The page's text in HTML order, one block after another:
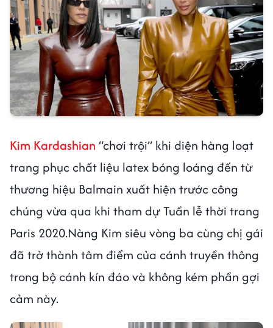
Kim Kardashian “chơi trội” khi diện hàng loạt
trang phục chất liệu latex bóng loáng đến từ
thương hiệu Balmain xuất hiện trước công
chúng vừa qua khi tham dự Tuần lễ thời trang
Paris 2020.Nàng Kim siêu vòng ba cùng chị gái
đã trở thành tâm điểm của cánh truyền thông
trong bộ cánh kín đáo và không kém phần gợi
cảm này.